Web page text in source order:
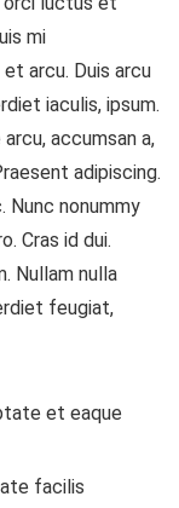
mi
arcu. Duis arcu
iaculis, ipsum.
accumsan a,
adipiscing.
Nunc nonummy
Cras id dui.
Nullam nulla
feugiat,
et eaque
facilis